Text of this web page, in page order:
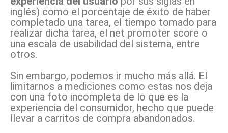
inglés) como el porcentaje de éxito de haber
completado una tarea, el tiempo tomado para
realizar dicha tarea, el net promoter score o
una escala de usabilidad del sistema, entre
otros.
Sin embargo, podemos ir mucho más allá. El
limitarnos a mediciones como estas nos deja
con una foto incompleta de lo que es la
experiencia del consumidor, hecho que puede
llevar a carritos de compra abandonados.